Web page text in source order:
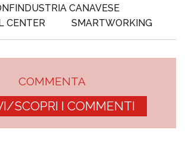
CANAVESE
CENTER
SMARTWORKING
COMMENTA
SCOPRI I COMMENTI